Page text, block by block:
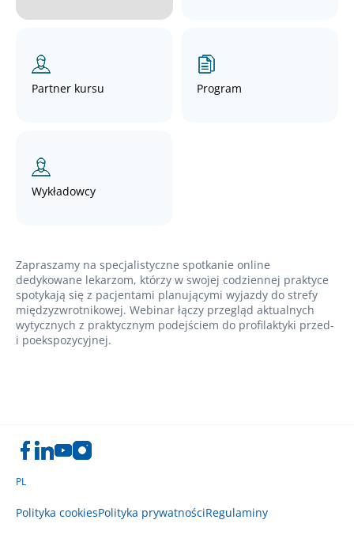
Partner kursu Program
Wykładowcy
Zapraszamy na specjalistyczne spotkanie online
dedykowane lekarzom, którzy w swojej codziennej praktyce
spotykają się z pacjentami planującymi wyjazdy do strefy
międzyzwrotnikowej. Webinar łączy przegląd aktualnych
wytycznych z praktycznym podejściem do profilaktyki przed-
i poekspozycyjnej.
PL
Polityka cookiesPolityka prywatnościRegulaminy